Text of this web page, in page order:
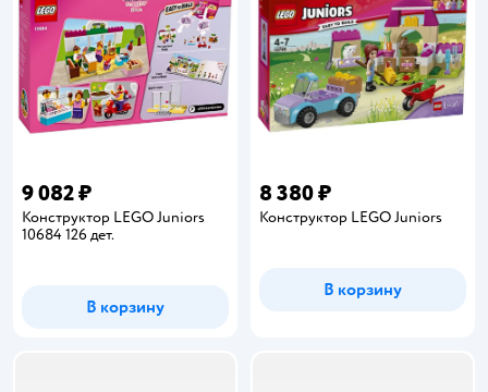
9 082 ₽
Конструктор LEGO Juniors
10684 126 дет.
В корзину
8 380 ₽
Конструктор LEGO Juniors
В корзину